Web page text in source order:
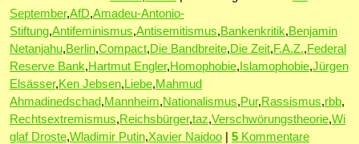
September,AfD,Amadeu-Antonio-
Stiftung,Antifeminismus,Antisemitismus,Bankenkritik,Benjamin
Netanjahu,Berlin,Compact,Die Bandbreite,Die Zeit,F.A.Z.,Federal
Reserve Bank,Hartmut Engler,Homophobie, Islamophobie,Jürgen
Elsässer,Ken Jebsen, Liebe,Mahmud
Ahmadinedschad,Mannheim,Nationalismus,Pur,Rassismus,rbb,
Rechtsextremismus,Reichsbürger,taz,Verschwörungstheorie,Wi
glaf Droste,Wladimir Putin,Xavier Naidoo 5 Kommentare